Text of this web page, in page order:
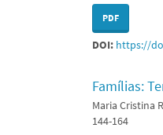
PDF
DOI: https://
Famílias:
Maria Cristina
144-164